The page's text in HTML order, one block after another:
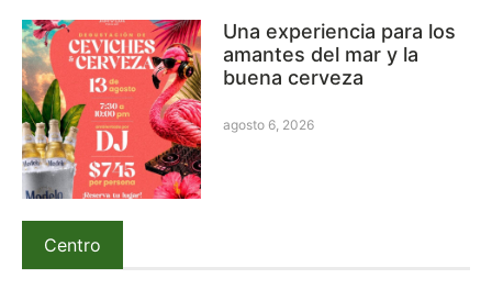
Una experiencia para los
amantes del mar y la
buena cerveza
agosto 6, 2026
Centro